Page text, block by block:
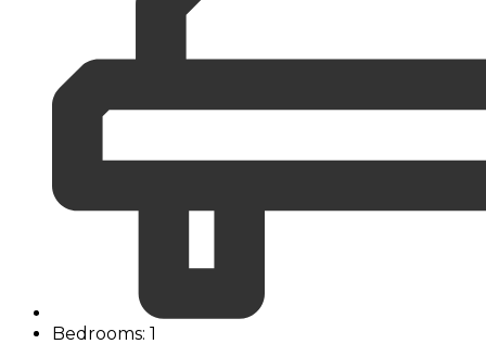
Bedrooms: 1